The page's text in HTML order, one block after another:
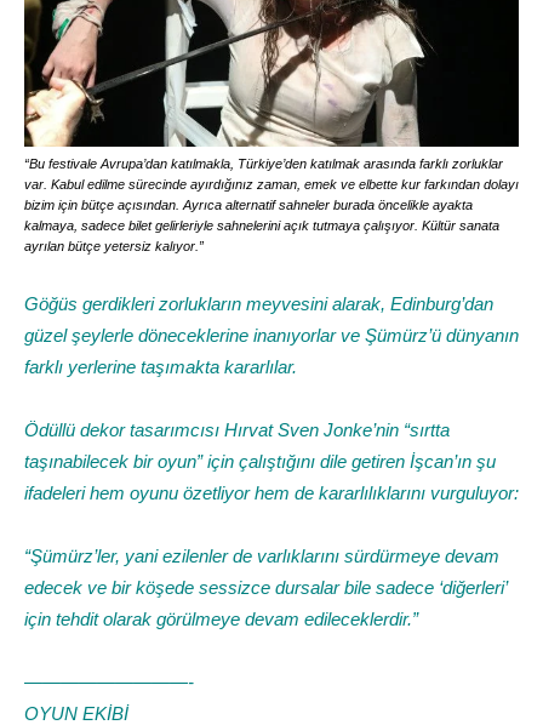
“Bu festivale Avrupa’dan katılmakla, Türkiye’den katılmak arasında farklı zorluklar
var. Kabul edilme sürecinde ayırdığınız zaman, emek ve elbette kur farkından dolayı
bizim için bütçe açısından. Ayrıca alternatif sahneler burada öncelikle ayakta
kalmaya, sadece bilet gelirleriyle sahnelerini açık tutmaya çalışıyor. Kültür sanata
ayrılan bütçe yetersiz kalıyor.”
Göğüs gerdikleri zorlukların meyvesini alarak, Edinburg’dan
güzel şeylerle döneceklerine inanıyorlar ve Şümürz’ü dünyanın
farklı yerlerine taşımakta kararlılar.
Ödüllü dekor tasarımcısı Hırvat Sven Jonke’nin “sırtta
taşınabilecek bir oyun” için çalıştığını dile getiren İşcan’ın şu
ifadeleri hem oyunu özetliyor hem de kararlılıklarını vurguluyor:
“Şümürz’ler, yani ezilenler de varlıklarını sürdürmeye devam
edecek ve bir köşede sessizce dursalar bile sadece ‘diğerleri’
için tehdit olarak görülmeye devam edileceklerdir.”
—————————-
OYUN EKİBİ